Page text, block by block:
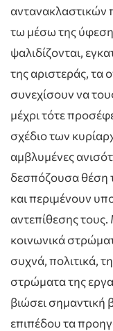
αντανακλαστικών
τω μέσω της
ψαλιδίζονται,
της αριστεράς, τα
συνεχίσουν να
μέχρι τότε
σχέδιο των
αμβλυμένες
δεσπόζουσα θέση
και περιμένουν
αντεπίθεσης
κοινωνικά
συχνά, πολιτικά,
στρώματα της
βιώσει σημαντική
επιπέδου τα